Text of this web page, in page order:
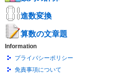
進数変換
算数の文章題
Information
プライバシーポリシー
免責事項について